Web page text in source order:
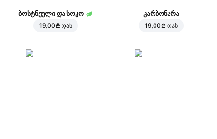
ბოსტნეული და სოკო
19,00 ₾ დან
კარბონარა
19,00 ₾ დან